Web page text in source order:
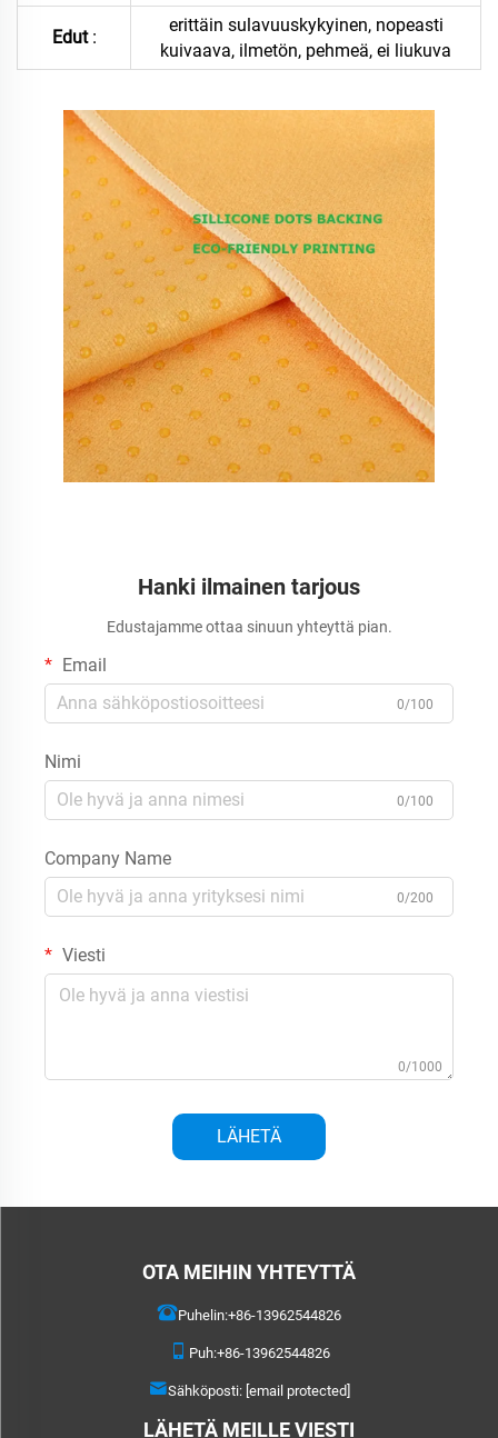
Edut :
erittäin sulavuuskykyinen, nopeasti
kuivaava, ilmetön, pehmeä, ei liukuva
Hanki ilmainen tarjous
Edustajamme ottaa sinuun yhteyttä pian.
Email
0/100
Nimi
0/100
Company Name
0/200
Viesti
0/1000
LÄHETÄ
OTA MEIHIN YHTEYTTÄ
Puhelin:+86-13962544826
Puh:+86-13962544826
Sähköposti: [email protected]
LÄHETÄ MEILLE VIESTI